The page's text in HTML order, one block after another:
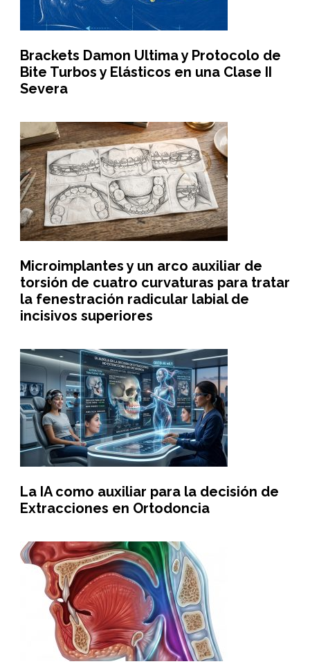
Brackets Damon Ultima y Protocolo de
Bite Turbos y Elásticos en una Clase II
Severa
Microimplantes y un arco auxiliar de
torsión de cuatro curvaturas para tratar
la fenestración radicular labial de
incisivos superiores
La IA como auxiliar para la decisión de
Extracciones en Ortodoncia